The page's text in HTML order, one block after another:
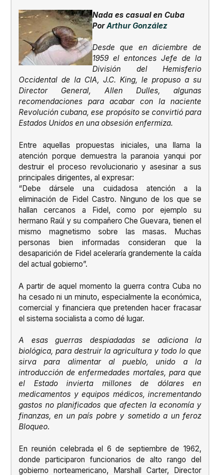
Nada es casual en Cuba
PorArthur González
Desde que en diciembre de
1959 el entonces Jefe de la
División del Hemisferio
Occidental de la CIA, J.C. King, le propuso a su
Director General, Allen Dulles, algunas
recomendaciones para acabar con la naciente
Revolución cubana, ese propósito se convirtió para
Estados Unidos en una obsesión enfermiza.
Entre aquellas propuestas iniciales, una llama la
atención porque demuestra la paranoia yanqui por
destruir el proceso revolucionario y asesinar a sus
principales dirigentes, al expresar:
“Debe dársele una cuidadosa atención a la
eliminación de Fidel Castro. Ninguno de los que se
hallan cercanos a Fidel, como por ejemplo su
hermano Raúl y su compañero Che Guevara, tienen el
mismo magnetismo sobre las masas. Muchas
personas bien informadas consideran que la
desaparición de Fidel aceleraría grandemente la caída
del actual gobierno”.
A partir de aquel momento la guerra contra Cuba no
ha cesado ni un minuto, especialmente la económica,
comercial y financiera que pretenden hacer fracasar
el sistema socialista a como dé lugar.
A esas guerras despiadadas se adiciona la
biológica, para destruir la agricultura y todo lo que
sirva para alimentar al pueblo, unido a la
introducción de enfermedades mortales, para que
el Estado invierta millones de dólares en
medicamentos y equipos médicos, incrementando
gastos no planificados que afecten la economía y
finanzas, en un país pobre y sometido a un feroz
Bloqueo.
En reunión celebrada el 6 de septiembre de 1962,
donde participaron funcionarios de alto rango del
gobierno norteamericano, Marshall Carter, Director